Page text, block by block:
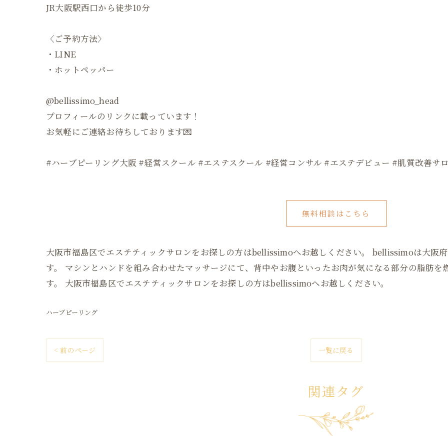
JR大阪駅西口から徒歩10分
〈ご予約方法〉
・LINE
・ホットペッパー
@bellissimo_head
プロフィールのリンクに載っています！
お気軽にご連絡お待ちしております💌
#ハーブピーリング大阪 #経営スクール #エステスクール #経営コンサル #エステデビュー #肌質改善サ
無料相談はこちら
大阪市福島区でエステティックサロンをお探しの方はbellissimoへお越しください。 bellissimoは大阪
す。 マシンとハンドを組み合わせたマッサージにて、背中やお腹といったお肉が気になる部分の脂肪
す。 大阪市福島区でエステティックサロンをお探しの方はbellissimoへお越しください。
ハーブピーリング
< 前のページ 一覧に戻る
関連タグ